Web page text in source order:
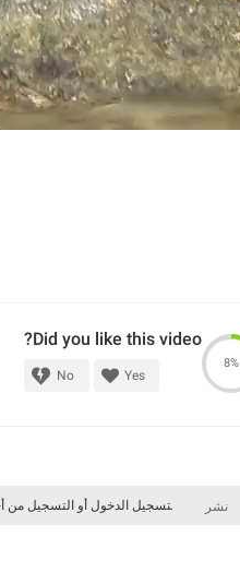
8%
Did you like this video?
Yes
No